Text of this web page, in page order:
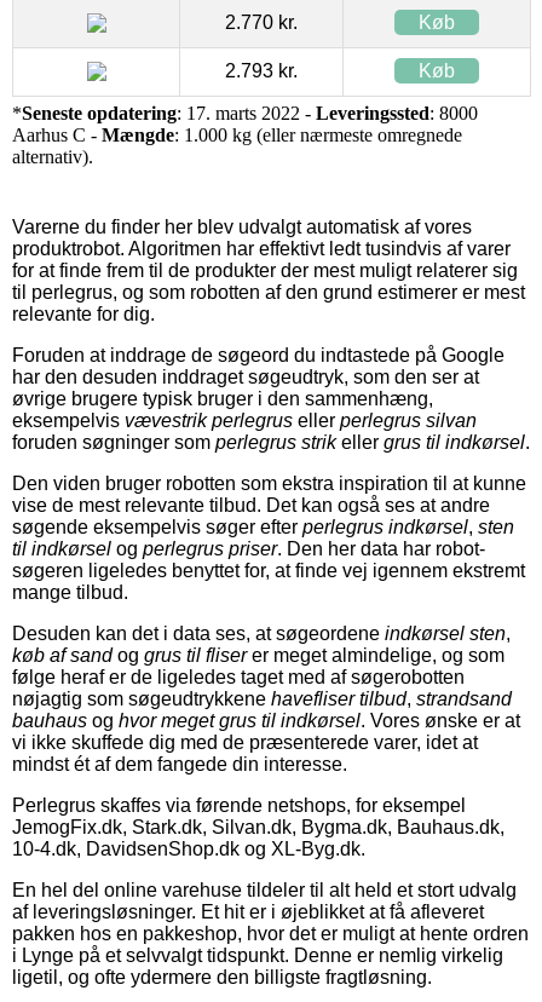
2.770 kr. Køb
2.793 kr. Køb
*Seneste opdatering: 17. marts 2022 - Leveringssted: 8000
Aarhus C - Mængde: 1.000 kg (eller nærmeste omregnede
alternativ).
Varerne du finder her blev udvalgt automatisk af vores
produktrobot. Algoritmen har effektivt ledt tusindvis af varer
for at finde frem til de produkter der mest muligt relaterer sig
til perlegrus, og som robotten af den grund estimerer er mest
relevante for dig.
Foruden at inddrage de søgeord du indtastede på Google
har den desuden inddraget søgeudtryk, som den ser at
øvrige brugere typisk bruger i den sammenhæng,
eksempelvis vævestrik perlegrus eller perlegrus silvan
foruden søgninger som perlegrus strikeller grus til indkørsel.
Den viden bruger robotten som ekstra inspiration til at kunne
vise de mest relevante tilbud. Det kan også ses at andre
søgende eksempelvis søger efter perlegrus indkørsel, sten
til indkørsel og perlegrus priser. Den her data har robot-
søgeren ligeledes benyttet for, at finde vej igennem ekstremt
mange tilbud.
Desuden kan det i data ses, at søgeordene indkørsel sten,
køb af sandog grus til fliserer meget almindelige, og som
følge heraf er de ligeledes taget med af søgerobotten
nøjagtig som søgeudtrykkene havefliser tilbud, strandsand
bauhaus og hvor meget grus til indkørsel. Vores ønske er at
vi ikke skuffede dig med de præsenterede varer, idet at
mindst ét af dem fangede din interesse.
Perlegrus skaffes via førende netshops, for eksempel
JemogFix.dk, Stark.dk, Silvan.dk, Bygma.dk, Bauhaus.dk,
10-4.dk, DavidsenShop.dk og XL-Byg.dk.
En hel del online varehuse tildeler til alt held et stort udvalg
af leveringsløsninger. Et hit er i øjeblikket at få afleveret
pakken hos en pakkeshop, hvor det er muligt at hente ordren
i Lynge på et selvvalgt tidspunkt. Denne er nemlig virkelig
ligetil, og ofte ydermere den billigste fragtløsning.